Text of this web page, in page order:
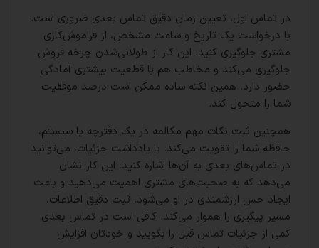
در تماس اول، تعیین زمان دقیق تماس بعدی ضروری است.
با درخواست یک تاریخ و ساعت مشخص، از فراموش‌کاری
مشتری جلوگیری کنید. این کار از طولانی‌شدن چرخه فروش
جلوگیری می‌کند و مخاطب هم با قطعیت بیشتری آمادگی
حضور دارد. همین نکته ساده ممکن است درصد موفقیت
شما را متحول کند.
همچنین ثبت نکات مهم مکالمه در یک دفترچه یا سیستم،
حافظه شما را تقویت می‌کند. با یادداشت جزئیات، می‌توانید
در تماس‌های بعدی به آن‌ها اشاره کنید. این کار نشان
می‌دهد که به صحبت‌های مشتری اهمیت می‌دهید و باعث
ایجاد حس ارزشمندی در او می‌شود. ثبت دقیق اطلاعات،
مسیر پیگیری را هموار می‌کند. کافی است در تماس بعدی
کمی از جزئیات تماس قبل را بگویید و خودتان افزایش